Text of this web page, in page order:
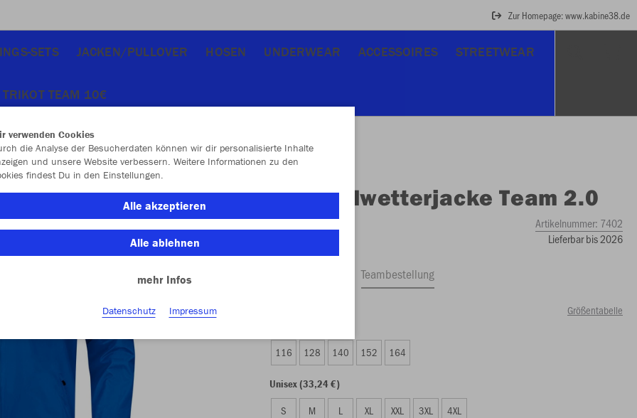
Zur Homepage: www.kabine38.de
SETS JACKEN/PULLOVER HOSEN UNDERWEAR ACCESSOIRES STREETWEAR
TRIKOT TEAM 10€
JAKO Allwetterjacke Team 2.0
Artikelnummer: 7402
Lieferbar bis 2026
Teambestellung
Größentabelle
116 128 140 152 164
Unisex (33,24 €)
S M L XL XXL 3XL 4XL
verwenden Cookies
die Analyse der Besucherdaten können wir dir personalisierte Inhalte
und unsere Website verbessern. Weitere Informationen zu den
findest Du in den Einstellungen.
Alle akzeptieren
Alle ablehnen
mehr Infos
Datenschutz Impressum